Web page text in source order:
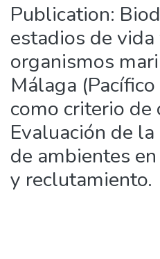
Publication:
estadios de
organismos
Málaga
como criterio de
Evaluación de
de ambientes
y reclutamiento.